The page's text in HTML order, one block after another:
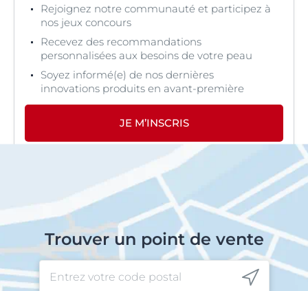
Rejoignez notre communauté et participez à
nos jeux concours
Recevez des recommandations
personnalisées aux besoins de votre peau
Soyez informé(e) de nos dernières
innovations produits en avant-première
JE M’INSCRIS
Trouver un point de vente